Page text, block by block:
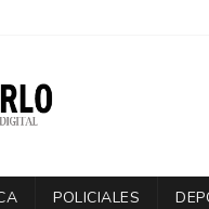
POLICIALES